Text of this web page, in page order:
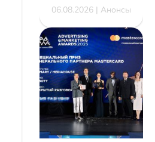
06.08.2026 | Анонсы